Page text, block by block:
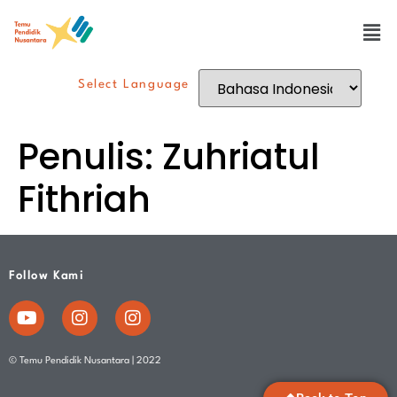
Select Language
Penulis: Zuhriatul
Fithriah
Follow Kami
© Temu Pendidik Nusantara | 2022